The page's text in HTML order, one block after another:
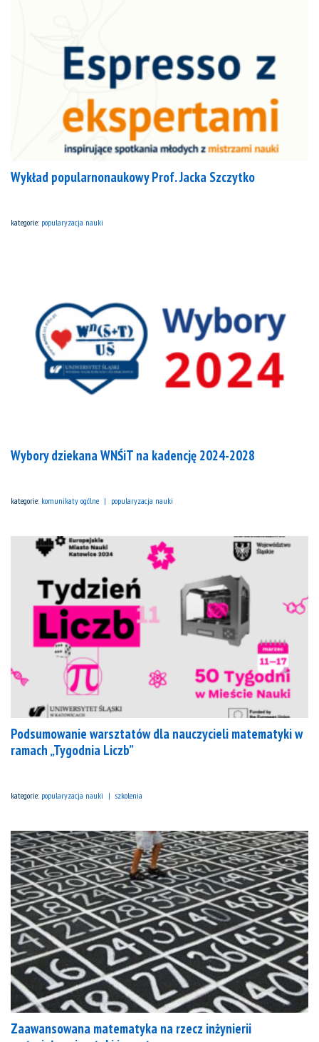
Wykład popularnonaukowy Prof. Jacka Szczytko
kategorie: popularyzacja nauki
Wybory dziekana WNŚiT na kadencję 2024-2028
kategorie: komunikaty ogólne popularyzacja nauki
Podsumowanie warsztatów dla nauczycieli matematyki w
ramach „Tygodnia Liczb”
kategorie: popularyzacja nauki szkolenia
Zaawansowana matematyka na rzecz inżynierii